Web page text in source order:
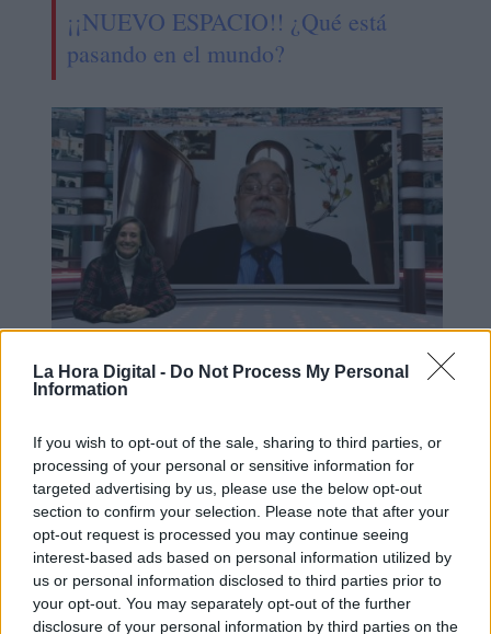
La Hora Digital - Do Not Process My Personal
Information
If you wish to opt-out of the sale, sharing to third parties, or
processing of your personal or sensitive information for
targeted advertising by us, please use the below opt-out
section to confirm your selection. Please note that after your
opt-out request is processed you may continue seeing
interest-based ads based on personal information utilized by
us or personal information disclosed to third parties prior to
your opt-out. You may separately opt-out of the further
disclosure of your personal information by third parties on the
¡¡NUEVO ESPACIO!! ¿Qué está
pasando en el mundo?
Agozino: "A Cristina Kirchner le es
OPINIONES DIVERSAS
¿La ciudadanía de Occidente
es consciente del riesgo de
una tercera guerra mundial?